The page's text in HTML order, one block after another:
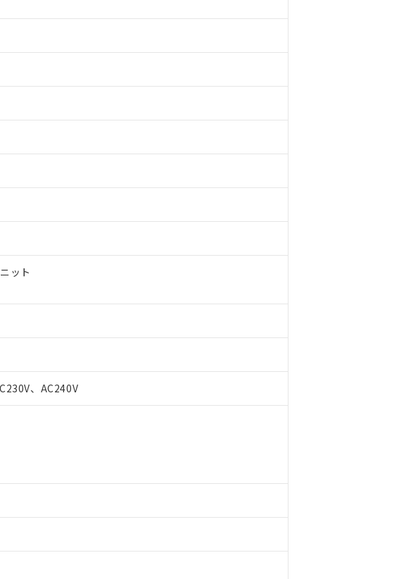
ット
、AC240V
ただき、同意のうえご利用ください。
指令（10物質）の非含有に対応した製品に切り替える予定のある商品です。
指令（10物質）の非含有に非対応の商品で、対応品を出す予定はありません。
指令（10物質）の非含有の対応状況を調査中または確認中の商品です。
料など無形物で、有害物質有無と関係のない商品です。
、非含有部品としていたものが、含有品と判明した場合などやむを得ず変更すること
以下、ポリ臭化ビフェニル類(PBB) 1000ppm以下、ポリ臭化ジフェニルエーテル類(PBDE) 1000ppm以下、
監視および制御機器に対する適用除外項目は除く。
質については閾値を超える意図的な使用がないことを確認しています。
表
含有率が中国RoHSの基準値を超えていることを示します。
当社販売部門へお問い合わせください。
銀) : 1000ppm、 Cd(カドミウム) : 100ppm、
、 DIBP(フタル酸ジイソブチル) : 1000ppm、 BBP(フタル酸ブチルベンジル) : 1000ppm、
は国外への提供する場合は、日本国政府の輸出許可(または役務取引許可)を取得する